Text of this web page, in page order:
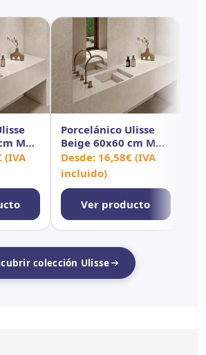
MT
(IVA
Porcelánico Ulisse
Beige 60x60 cm MT
Rect Antid
Desde: 16,58€ (IVA
incluido)
Ver producto
colección Ulisse